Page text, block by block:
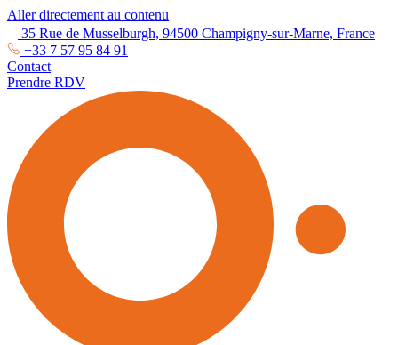
Aller directement au contenu
35 Rue de Musselburgh, 94500 Champigny-sur-Marne, France
+33 7 57 95 84 91
Contact
Prendre RDV